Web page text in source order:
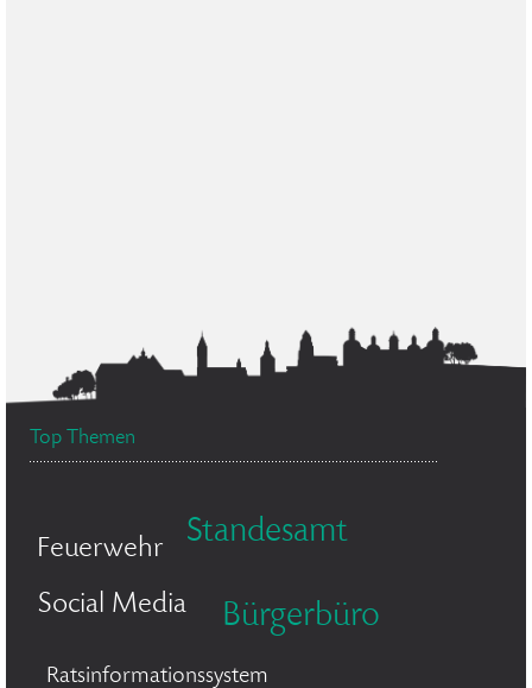
Top Themen
Feuerwehr Standesamt
Social Media Bürgerbüro
Ratsinformationssystem